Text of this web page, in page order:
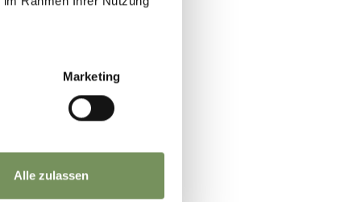
Marketing
Alle zulassen
rivolti
dal